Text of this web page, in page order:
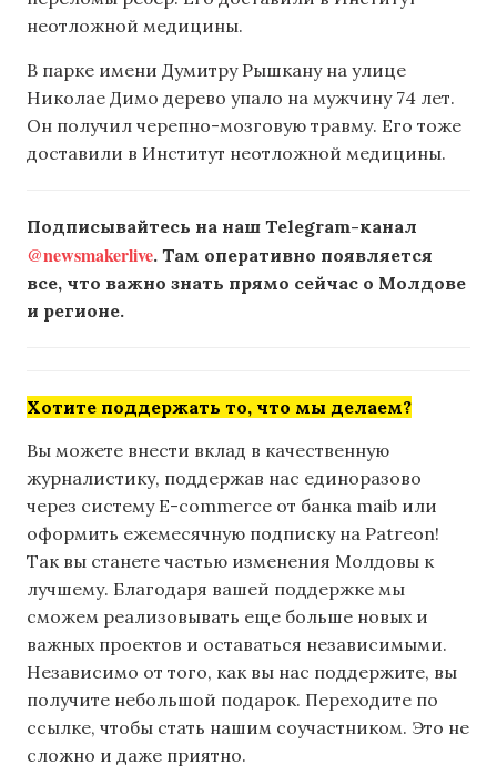
неотложной медицины.
В парке имени Думитру Рышкану на улице
Николае Димо дерево упало на мужчину 74 лет.
Он получил черепно-мозговую травму. Его тоже
доставили в Институт неотложной медицины.
Подписывайтесь на наш Telegram-канал
@newsmakerlive. Там оперативно появляется
все, что важно знать прямо сейчас о Молдове
и регионе.
Хотите поддержать то, что мы делаем?
Вы можете внести вклад в качественную
журналистику, поддержав нас единоразово
через систему E-commerce от банка maib или
оформить ежемесячную подписку на Patreon!
Так вы станете частью изменения Молдовы к
лучшему. Благодаря вашей поддержке мы
сможем реализовывать еще больше новых и
важных проектов и оставаться независимыми.
Независимо от того, как вы нас поддержите, вы
получите небольшой подарок. Переходите по
ссылке, чтобы стать нашим соучастником. Это не
сложно и даже приятно.